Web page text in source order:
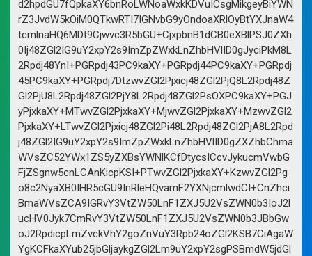
d2hpdGU7fQpkaXY6bnRoLWNoaWxkKDVuICsgMikgeyBiYWN
rZ3JvdW5kOiM0QTkwRTI7IGNvbG9yOndoaXRlOyBtYXJnaW4
tcmlnaHQ6MDt9Cjwvc3R5bGU+CjxpbnB1dCB0eXBlPSJ0ZXh
0Ij48ZGl2IG9uY2xpY2s9ImZpZWxkLnZhbHVlID0gJyciPkM8L
2Rpdj48YnI+PGRpdj43PC9kaXY+PGRpdj44PC9kaXY+PGRpdj
45PC9kaXY+PGRpdj7DtzwvZGl2Pjxicj48ZGl2PjQ8L2Rpdj48Z
Gl2PjU8L2Rpdj48ZGl2PjY8L2Rpdj48ZGl2PsOXPC9kaXY+PGJ
yPjxkaXY+MTwvZGl2PjxkaXY+MjwvZGl2PjxkaXY+MzwvZGl2
PjxkaXY+LTwvZGl2Pjxicj48ZGl2Pi48L2Rpdj48ZGl2PjA8L2Rpd
j48ZGl2IG9uY2xpY2s9ImZpZWxkLnZhbHVlID0gZXZhbChma
WVsZC52YWx1ZS5yZXBsYWNlKCfDtycsICcvJykucmVwbG
FjZSgnw5cnLCAnKicpKSI+PTwvZGl2PjxkaXY+KzwvZGl2Pg
o8c2NyaXB0IHR5cGU9InRleHQvamF2YXNjcmlwdCI+CnZhci
BmaWVsZCA9IGRvY3VtZW50LnF1ZXJ5U2VsZWN0b3IoJ2l
ucHV0Jyk7CmRvY3VtZW50LnF1ZXJ5U2VsZWN0b3JBbGw
oJ2RpdicpLmZvckVhY2goZnVuY3Rpb24oZGl2KSB7CiAgaW
YgKCFkaXYub25jbGljaykgZGl2Lm9uY2xpY2sgPSBmdW5jdGl